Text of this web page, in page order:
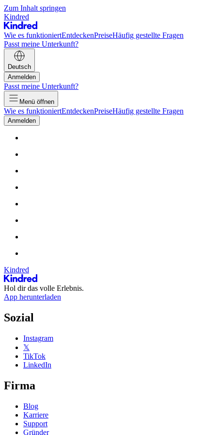
Zum Inhalt springen
Kindred
Wie es funktioniertEntdeckenPreiseHäufig gestellte Fragen
Passt meine Unterkunft?
Deutsch
Anmelden
Passt meine Unterkunft?
Menü öffnen
Wie es funktioniertEntdeckenPreiseHäufig gestellte Fragen
Anmelden
Kindred
Hol dir das volle Erlebnis.
App herunterladen
Sozial
Instagram
𝕏
TikTok
LinkedIn
Firma
Blog
Karriere
Support
Gründer